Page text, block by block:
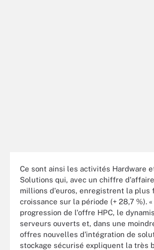
Ce sont ainsi les activités Hardware
Solutions qui, avec un chiffre
millions d'euros, enregistrent la plus
croissance sur la période (+ 28,7 %). «
progression de l'offre HPC, le
serveurs ouverts et, dans une
offres nouvelles d'intégration de
stockage sécurisé expliquent la très